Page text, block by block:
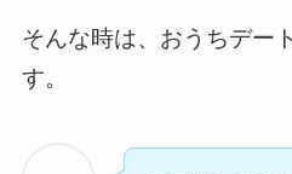
そんな時は、 おうちデート
す。